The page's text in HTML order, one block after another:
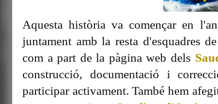
Aquesta història va començar en
juntament amb la resta d'esquadres
com a part de la pàgina web dels
construcció, documentació i
participar activament. També hem